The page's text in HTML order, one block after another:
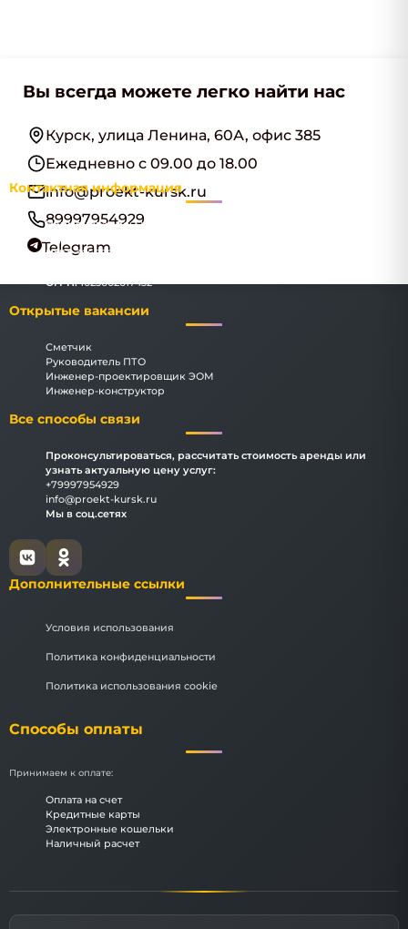
Вы всегда можете легко найти нас
Курск, улица Ленина, 60А, офис 385
Ежедневно с 09.00 до 18.00
info@proekt-kursk.ru
89997954929
Telegram
Контактная информация
Наименование:ООО "КурскИнжПроект"
Адрес:
ИНН:3666069183
ОГРН:1023602617432
Открытые вакансии
Сметчик
Руководитель ПТО
Инженер-проектировщик ЭОМ
Инженер-конструктор
Все способы связи
Проконсультироваться, рассчитать стоимость аренды или
узнать актуальную цену услуг:
+79997954929
info@proekt-kursk.ru
Мы в соц.сетях
Дополнительные ссылки
Условия использования
Политика конфиденциальности
Политика использования cookie
Способы оплаты
Принимаем к оплате:
Оплата на счет
Кредитные карты
Электронные кошельки
Наличный расчет